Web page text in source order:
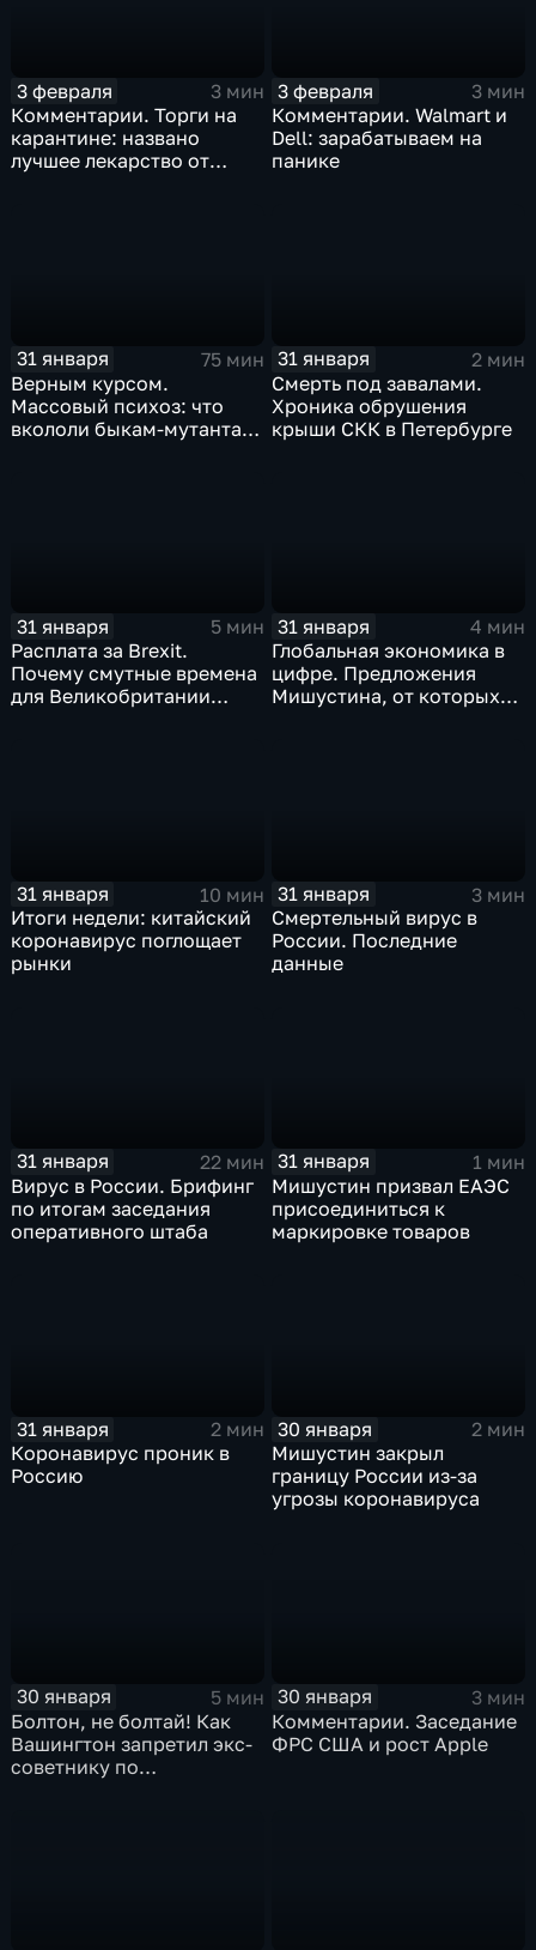
3 февраля
3 мин
Комментарии. Торги на
карантине: названо
лучшее лекарство от
3 февраля
3 мин
Комментарии. Walmart и
Dell: зарабатываем на
панике
31 января
75 мин
Верным курсом.
Массовый психоз: что
вкололи быкам-мутантам,
31 января
2 мин
Смерть под завалами.
Хроника обрушения
крыши СКК в Петербурге
31 января
5 мин
Расплата за Brexit.
Почему смутные времена
для Великобритании
31 января
4 мин
Глобальная экономика в
цифре. Предложения
Мишустина, от которых
31 января
10 мин
Итоги недели: китайский
коронавирус поглощает
рынки
31 января
3 мин
Смертельный вирус в
России. Последние
данные
31 января
22 мин
Вирус в России. Брифинг
по итогам заседания
оперативного штаба
31 января
1 мин
Мишустин призвал ЕАЭС
присоединиться к
маркировке товаров
31 января
2 мин
Коронавирус проник в
Россию
30 января
2 мин
Мишустин закрыл
границу России из-за
угрозы коронавируса
30 января
5 мин
Болтон, не болтай! Как
Вашингтон запретил экс-
советнику по
30 января
3 мин
Комментарии. Заседание
ФРС США и рост Apple